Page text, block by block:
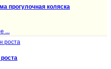
прогулочная коляска
...